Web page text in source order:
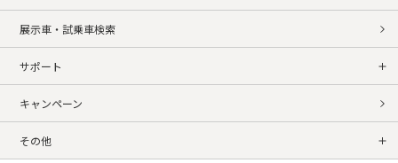
展示車・試乗車検索
サポート
キャンペーン
その他